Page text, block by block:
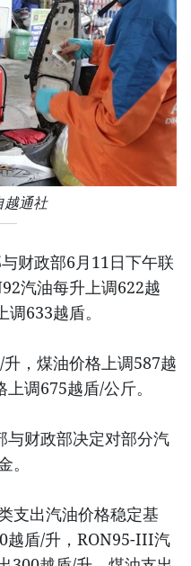
越通社
财政部6月11日下午联
汽油每升上调622越
633越盾。
，煤油价格上调587越
调675越盾/公斤。
与财政部决定对部分汽
支出汽油价格稳定基
越盾/升，RON95-III汽